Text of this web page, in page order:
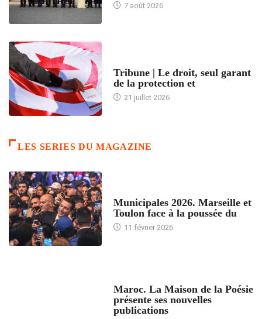
7 août 2026
Tribune | Le droit, seul garant
de la protection et
21 juillet 2026
LES SERIES DU MAGAZINE
Municipales 2026. Marseille et
Toulon face à la poussée du
11 février 2026
Maroc. La Maison de la Poésie
présente ses nouvelles
publications